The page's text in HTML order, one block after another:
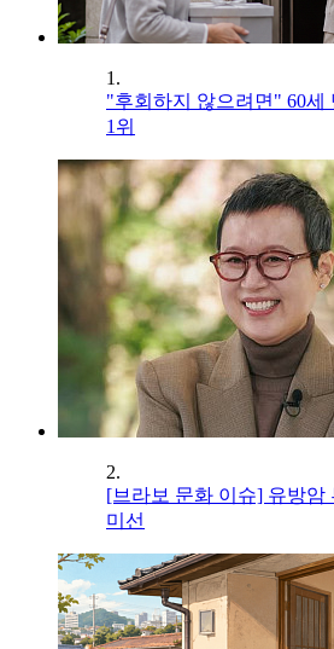
1.
"후회하지 않으려면" 60세
1위
2.
[브라보 문화 이슈] 유방암
미선